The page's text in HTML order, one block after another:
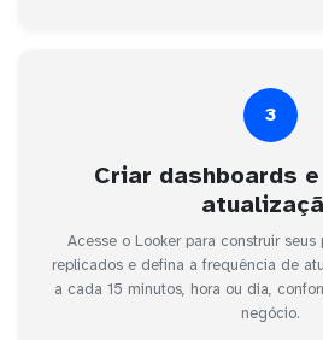
3
Criar dashboards
Acesse o Looker para construir
replicados e defina a frequência de
a cada 15 minutos, hora ou dia,
negócio.